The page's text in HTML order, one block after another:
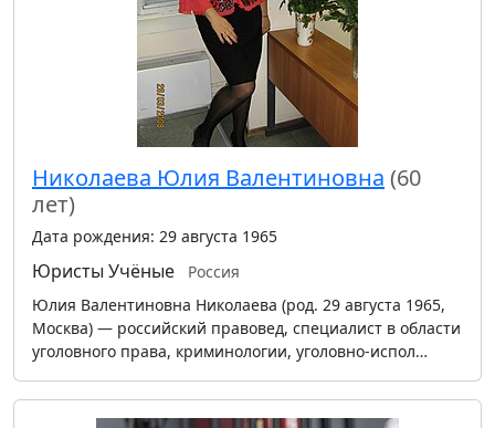
Николаева Юлия Валентиновна (60
лет)
Дата рождения: 29 августа 1965
Юристы Учёные
Россия
Юлия Валентиновна Николаева (род. 29 августа 1965,
Москва) — российский правовед, специалист в области
уголовного права, криминологии, уголовно-испол…